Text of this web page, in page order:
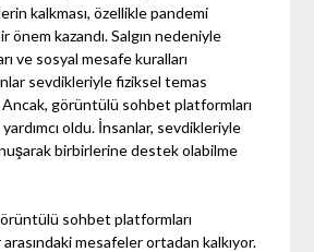
kalkması, özellikle pandemi
önem kazandı. Salgın nedeniyle
ve sosyal mesafe kuralları
sevdikleriyle fiziksel temas
Ancak, görüntülü sohbet platformları
oldu. İnsanlar, sevdikleriyle
birbirlerine destek olabilme
sohbet platformları
mesafeler ortadan kalkıyor.